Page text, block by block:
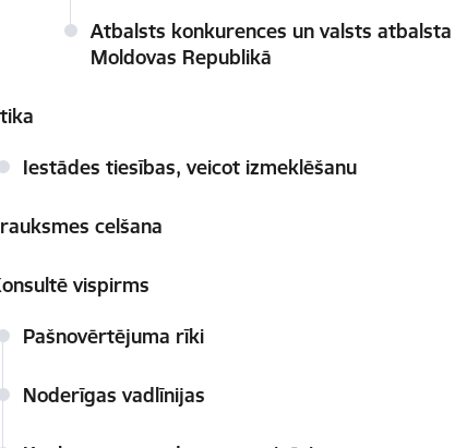
Atbalsts konkurences un valsts
Moldovas Republikā
Iestādes tiesības, veicot izmeklēšanu
celšana
vispirms
Pašnovērtējuma rīki
Noderīgas vadlīnijas